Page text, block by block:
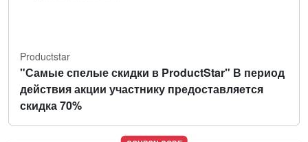
Productstar
"Самые спелые скидки в ProductStar" В период
действия акции участнику предоставляется
скидка 70%